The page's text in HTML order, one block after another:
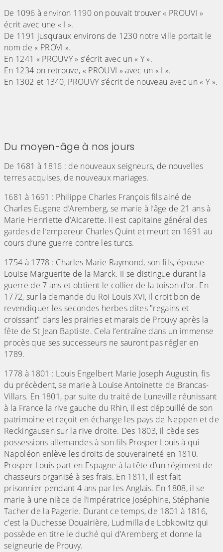
De 1096 à environ 1190 on pouvait trouver « PROUVI »
écrit avec une « I ».
De 1191 jusqu’aux environs de 1230 notre ville portait le
nom de « PROVI ».
En 1241 « PROUVY » s’écrit avec un « Y ».
En 1234 on retrouve, « PROUVI » avec un « I ».
En 1302 et 1340, PROUVY s’écrit de nouveau avec un « Y ».
Du moyen-âge à nos jours
De 1681 à 1816 : de nouveaux seigneurs, de nouvelles
terres acquises, de nouveaux mariages.
1681 à 1691 : Philippe Charles François fils ainé de
Charles Eugene d’Aremberg, se marie à l’âge de 21 ans à
Marie Henriette d‘AIcarette. II est capitaine général des
gardes de l’empereur Charles Quint et meurt en 1691 au
cours d’une guerre contre les turcs.
1754 à 1778 : Charles Marie Raymond, son fils, épouse
Louise Marguerite de la Marck. II se distingue durant la
guerre de 7 ans et obtient le collier de la toison d’or. En
1772, sur la demande du Roi Louis XVI, il croit bon de
revendiquer les secondes herbes dites "regains et
croissant" dans les prairies et marais de Prouvy après la
fête de St Jean Baptiste. Cela I’entraîne dans un immense
procès que ses successeurs ne sauront pas régler en
1789.
1778 à 1801 : Louis Engelbert Marie Joseph Augustin, fis
du précèdent, se marie à Louise Antoinette de Brancas-
Villars. En 1801, par suite du traité de Luneville réunissant
à la France la rive gauche du Rhin, il est dépouillé de son
patrimoine et reçoit en échange les pays de Neppen et de
Reckingausen sur la rive droite. Des 1803, il cède ses
possessions allemandes à son fils Prosper Louis à qui
Napoléon enlève les droits de souveraineté en 1810.
Prosper Louis part en Espagne à la tête d’un régiment de
chasseurs organisé à ses frais. En 1811, il est fait
prisonnier pendant 4 ans par les Anglais. En 1808, il se
marie à une nièce de l’impératrice Joséphine, Stéphanie
Tacher de la Pagerie. Durant ce temps, de 1801 à 1816,
c’est la Duchesse Douairière, Ludmilla de Lobkowitz qui
possède en titre le duché qui d’Aremberg et donne la
seigneurie de Prouvy.